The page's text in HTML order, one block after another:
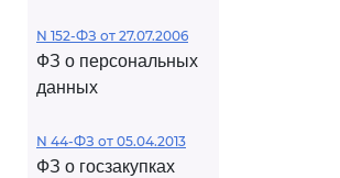
N 152-ФЗ от 27.07.2006
ФЗ о персональных
данных
N 44-ФЗ от 05.04.2013
ФЗ о госзакупках